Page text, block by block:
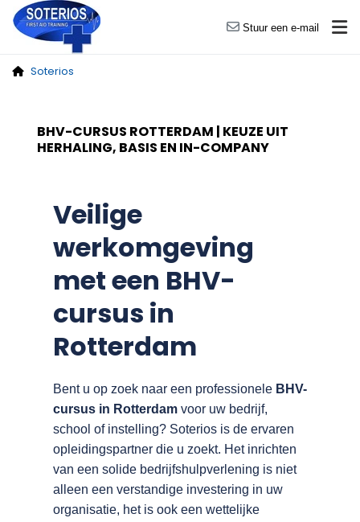
Stuur een e-mail
Soterios
BHV-CURSUS ROTTERDAM | KEUZE UIT
HERHALING, BASIS EN IN-COMPANY
Veilige
werkomgeving
met een BHV-
cursus in
Rotterdam
Bent u op zoek naar een professionele BHV-
cursus in Rotterdam voor uw bedrijf,
school of instelling? Soterios is de ervaren
opleidingspartner die u zoekt. Het inrichten
van een solide bedrijfshulpverlening is niet
alleen een verstandige investering in uw
organisatie, het is ook een wettelijke